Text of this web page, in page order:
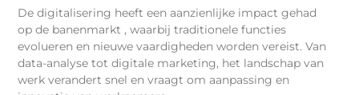
De digitalisering heeft een aanzienlijke impact gehad
op de banenmarkt , waarbij traditionele functies
evolueren en nieuwe vaardigheden worden vereist. Van
data-analyse tot digitale marketing, het landschap van
werk verandert snel en vraagt om aanpassing en